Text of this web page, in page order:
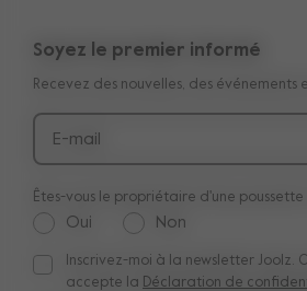
Acheter le look
Médias et collaborations
Manuels
Livraison et paiement
Retours
Soyez le premier informé
Recevez des nouvelles, des événements
E-mail
Êtes-vous le propriétaire d'une poussette
Oui Non
Inscrivez-moi à la newsletter
Inscrivez-moi à la newsletter Joolz.
accepte la Déclaration de